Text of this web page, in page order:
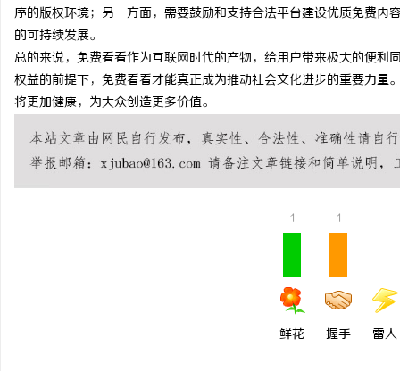
序的版权环境；另一方面，需要鼓励和支持合法平台建设优质免费
的可持续发展。
总的来说，免费看看作为互联网时代的产物，给用户带来极大的便
权益的前提下，免费看看才能真正成为推动社会文化进步的重要力
将更加健康，为大众创造更多价值。
1
鲜花
1
握手 雷人
武汉配眼镜 上海配眼镜